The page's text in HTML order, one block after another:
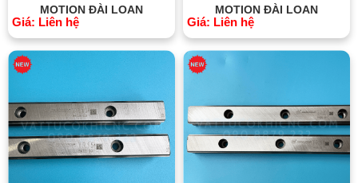
MOTION ĐÀI LOAN
Giá: Liên hệ
MOTION ĐÀI LOAN
Giá: Liên hệ